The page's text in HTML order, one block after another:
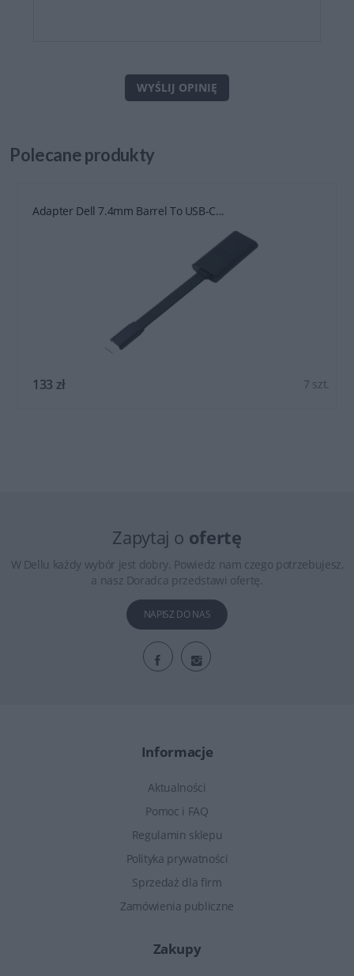
WYŚLIJ OPINIĘ
Polecaneprodukty
Adapter Dell 7.4mm Barrel To USB-C...
133 zł 7 szt.
Zapytaj o ofertę
W Dellu każdy wybór jest dobry. Powiedz nam czego potrzebujesz,
a nasz Doradca przedstawi ofertę.
NAPISZ DO NAS
Informacje
Aktualności
Pomoc i FAQ
Regulamin sklepu
Polityka prywatności
Sprzedaż dla firm
Zamówienia publiczne
Zakupy